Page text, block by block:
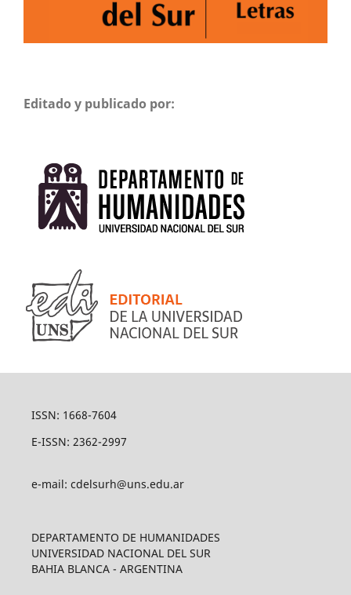
Editado y publicado por:
ISSN: 1668-7604
E-ISSN: 2362-2997
e-mail: cdelsurh@uns.edu.ar
DEPARTAMENTO DE HUMANIDADES
UNIVERSIDAD NACIONAL DEL SUR
BAHIA BLANCA - ARGENTINA